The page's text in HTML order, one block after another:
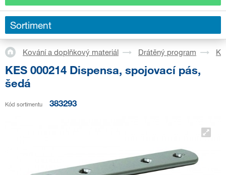
Sortiment
Kování a doplňkový materiál Drátěný program
KES 000214 Dispensa, spojovací pás,
šedá
Kód sortimentu 383293